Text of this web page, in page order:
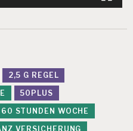
2,5 G REGEL
50PLUS
60 STUNDEN WOCHE
VERSICHERUNG